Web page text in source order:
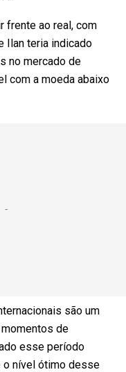
frente ao real, com
Ilan teria indicado
no mercado de
com a moeda abaixo
são um
de
esse período
o nível ótimo desse